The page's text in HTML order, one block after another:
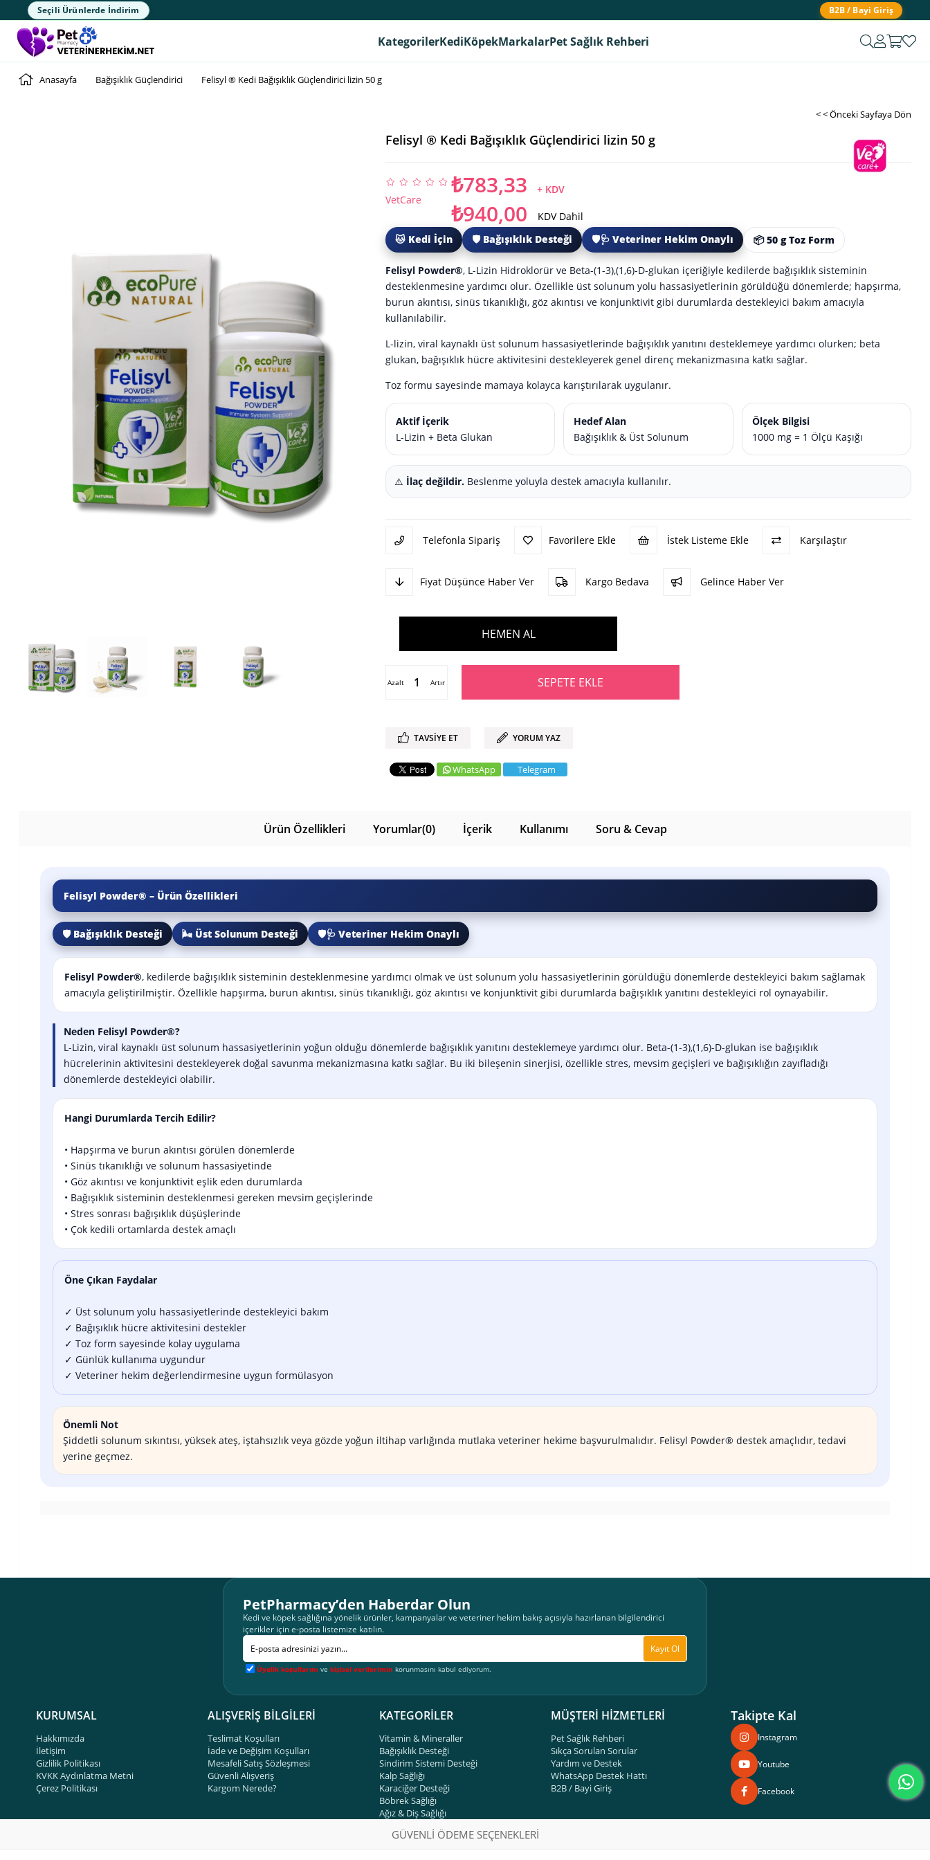
Seçili Ürünlerde İndirim B2B / Bayi Giriş
KategorilerKediKöpekMarkalarPet Sağlık Rehberi
Anasayfa Bağışıklık Güçlendirici Felisyl ® Kedi Bağışıklık Güçlendirici lizin 50 g
< < Önceki Sayfaya Dön
Felisyl ® Kedi Bağışıklık Güçlendirici lizin 50 g
VetCare
₺783,33 + KDV
KDV Dahil
₺940,00
🐱 Kedi İçin 🛡️ Bağışıklık Desteği 🛡️🩺 Veteriner Hekim Onaylı 📦 50 g Toz Form
Felisyl Powder®, L-Lizin Hidroklorür ve Beta-(1-3),(1,6)-D-glukan içeriğiyle kedilerde bağışıklık sisteminin
desteklenmesine yardımcı olur. Özellikle üst solunum yolu hassasiyetlerinin görüldüğü dönemlerde; hapşırma,
burun akıntısı, sinüs tıkanıklığı, göz akıntısı ve konjunktivit gibi durumlarda destekleyici bakım amacıyla
kullanılabilir.
L-lizin, viral kaynaklı üst solunum hassasiyetlerinde bağışıklık yanıtını desteklemeye yardımcı olurken; beta
glukan, bağışıklık hücre aktivitesini destekleyerek genel direnç mekanizmasına katkı sağlar.
Toz formu sayesinde mamaya kolayca karıştırılarak uygulanır.
Aktif İçerik
L-Lizin + Beta Glukan
Hedef Alan
Bağışıklık & Üst Solunum
Ölçek Bilgisi
1000 mg = 1 Ölçü Kaşığı
⚠️ İlaç değildir. Beslenme yoluyla destek amacıyla kullanılır.
Telefonla Sipariş Favorilere Ekle İstek Listeme Ekle Karşılaştır
Fiyat Düşünce Haber Ver Kargo Bedava Gelince Haber Ver
Artır
Azalt
TAVSIYE ET YORUM YAZ
WhatsApp Telegram
Ürün Özellikleri Yorumlar(0) İçerik Kullanımı Soru & Cevap
Felisyl Powder® – Ürün Özellikleri
🛡️ Bağışıklık Desteği 🌬 Üst Solunum Desteği 🛡️🩺 Veteriner Hekim Onaylı
Felisyl Powder®, kedilerde bağışıklık sisteminin desteklenmesine yardımcı olmak ve üst solunum yolu hassasiyetlerinin görüldüğü dönemlerde destekleyici bakım sağlamak
amacıyla geliştirilmiştir. Özellikle hapşırma, burun akıntısı, sinüs tıkanıklığı, göz akıntısı ve konjunktivit gibi durumlarda bağışıklık yanıtını destekleyici rol oynayabilir.
Neden Felisyl Powder®?
L-Lizin, viral kaynaklı üst solunum hassasiyetlerinin yoğun olduğu dönemlerde bağışıklık yanıtını desteklemeye yardımcı olur. Beta-(1-3),(1,6)-D-glukan ise bağışıklık
hücrelerinin aktivitesini destekleyerek doğal savunma mekanizmasına katkı sağlar. Bu iki bileşenin sinerjisi, özellikle stres, mevsim geçişleri ve bağışıklığın zayıfladığı
dönemlerde destekleyici olabilir.
Hangi Durumlarda Tercih Edilir?
• Hapşırma ve burun akıntısı görülen dönemlerde
• Sinüs tıkanıklığı ve solunum hassasiyetinde
• Göz akıntısı ve konjunktivit eşlik eden durumlarda
• Bağışıklık sisteminin desteklenmesi gereken mevsim geçişlerinde
• Stres sonrası bağışıklık düşüşlerinde
• Çok kedili ortamlarda destek amaçlı
Öne Çıkan Faydalar
✓ Üst solunum yolu hassasiyetlerinde destekleyici bakım
✓ Bağışıklık hücre aktivitesini destekler
✓ Toz form sayesinde kolay uygulama
✓ Günlük kullanıma uygundur
✓ Veteriner hekim değerlendirmesine uygun formülasyon
Önemli Not
Şiddetli solunum sıkıntısı, yüksek ateş, iştahsızlık veya gözde yoğun iltihap varlığında mutlaka veteriner hekime başvurulmalıdır. Felisyl Powder® destek amaçlıdır, tedavi
yerine geçmez.
PetPharmacy’den Haberdar Olun
Kedi ve köpek sağlığına yönelik ürünler, kampanyalar ve veteriner hekim bakış açısıyla hazırlanan bilgilendirici
içerikler için e-posta listemize katılın.
Kayıt Ol
Üyelik koşullarını ve kişisel verilerimin korunmasını kabul ediyorum.
KURUMSAL
Hakkımızda
İletişim
Gizlilik Politikası
KVKK Aydınlatma Metni
Çerez Politikası
ALIŞVERİŞ BİLGİLERİ
Teslimat Koşulları
İade ve Değişim Koşulları
Mesafeli Satış Sözleşmesi
Güvenli Alışveriş
Kargom Nerede?
KATEGORİLER
Vitamin & Mineraller
Bağışıklık Desteği
Sindirim Sistemi Desteği
Kalp Sağlığı
Karaciğer Desteği
Böbrek Sağlığı
Ağız & Diş Sağlığı
MÜŞTERİ HİZMETLERİ
Pet Sağlık Rehberi
Sıkça Sorulan Sorular
Yardım ve Destek
WhatsApp Destek Hattı
B2B / Bayi Giriş
Takipte Kal
Instagram
Youtube
Facebook
GÜVENLİ ÖDEME SEÇENEKLERİ